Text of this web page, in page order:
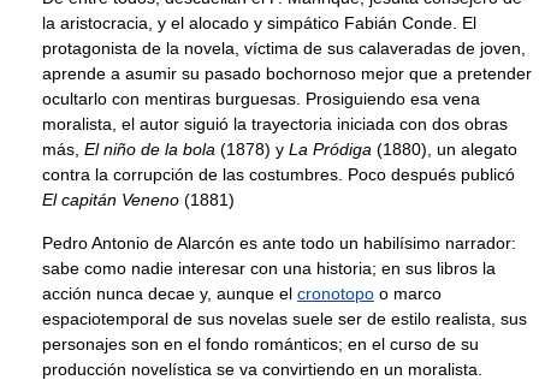
la aristocracia, y el alocado y simpático Fabián Conde. El
protagonista de la novela, víctima de sus calaveradas de joven,
aprende a asumir su pasado bochornoso mejor que a pretender
ocultarlo con mentiras burguesas. Prosiguiendo esa vena
moralista, el autor siguió la trayectoria iniciada con dos obras
más, El niño de la bola (1878) y La Pródiga (1880), un alegato
contra la corrupción de las costumbres. Poco después publicó
El capitán Veneno (1881)
Pedro Antonio de Alarcón es ante todo un habilísimo narrador:
sabe como nadie interesar con una historia; en sus libros la
acción nunca decae y, aunque el cronotopo o marco
espaciotemporal de sus novelas suele ser de estilo realista, sus
personajes son en el fondo románticos; en el curso de su
producción novelística se va convirtiendo en un moralista.